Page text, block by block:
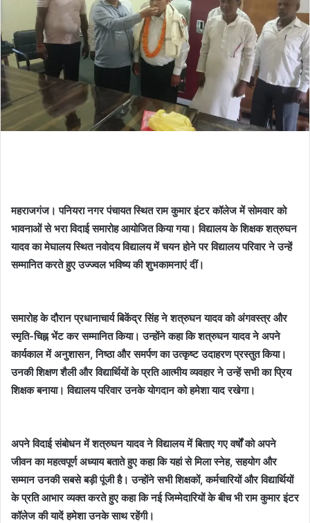
महराजगंज। पनियरा नगर पंचायत स्थित राम कुमार इंटर कॉलेज में सोमवार को
भावनाओं से भरा विदाई समारोह आयोजित किया गया। विद्यालय के शिक्षक शत्रुघन
यादव का मेघालय स्थित नवोदय विद्यालय में चयन होने पर विद्यालय परिवार ने उन्हें
सम्मानित करते हुए उज्ज्वल भविष्य की शुभकामनाएं दीं।
समारोह के दौरान प्रधानाचार्य बिकेंद्र सिंह ने शत्रुघन यादव को अंगवस्त्र और
स्मृति-चिह्न भेंट कर सम्मानित किया। उन्होंने कहा कि शत्रुघन यादव ने अपने
कार्यकाल में अनुशासन, निष्ठा और समर्पण का उत्कृष्ट उदाहरण प्रस्तुत किया।
उनकी शिक्षण शैली और विद्यार्थियों के प्रति आत्मीय व्यवहार ने उन्हें सभी का प्रिय
शिक्षक बनाया। विद्यालय परिवार उनके योगदान को हमेशा याद रखेगा।
अपने विदाई संबोधन में शत्रुघन यादव ने विद्यालय में बिताए गए वर्षों को अपने
जीवन का महत्वपूर्ण अध्याय बताते हुए कहा कि यहां से मिला स्नेह, सहयोग और
सम्मान उनकी सबसे बड़ी पूंजी है। उन्होंने सभी शिक्षकों, कर्मचारियों और विद्यार्थियों
के प्रति आभार व्यक्त करते हुए कहा कि नई जिम्मेदारियों के बीच भी राम कुमार इंटर
कॉलेज की यादें हमेशा उनके साथ रहेंगी।